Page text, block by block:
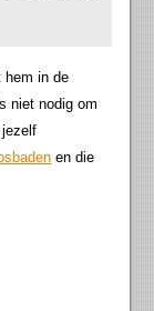
hem in de
niet nodig om
en die